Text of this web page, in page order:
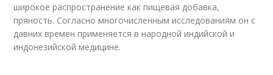
широкое распространение как пищевая добавка,
пряность. Согласно многочисленным исследованиям он с
давних времен применяется в народной индийской и
индонезийской медицине.